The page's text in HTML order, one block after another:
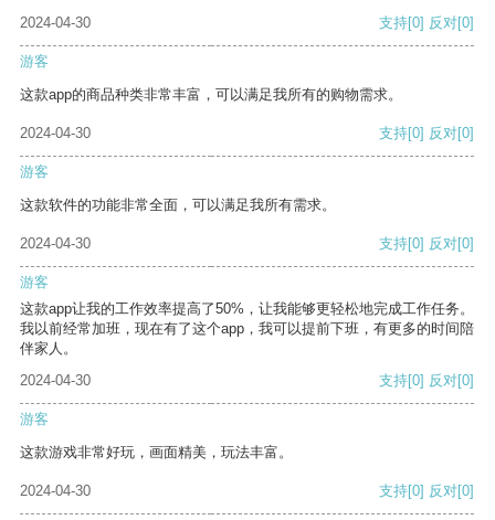
2024-04-30 支持[0] 反对[0]
游客
这款app的商品种类非常丰富，可以满足我所有的购物需求。
2024-04-30 支持[0] 反对[0]
游客
这款软件的功能非常全面，可以满足我所有需求。
2024-04-30 支持[0] 反对[0]
游客
这款app让我的工作效率提高了50%，让我能够更轻松地完成工作任务。
我以前经常加班，现在有了这个app，我可以提前下班，有更多的时间陪
伴家人。
2024-04-30
支持[0] 反对[0]
游客
这款游戏非常好玩，画面精美，玩法丰富。
2024-04-30 支持[0] 反对[0]